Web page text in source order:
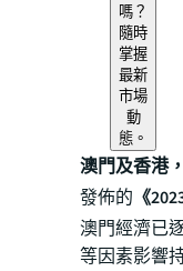
嗎？
隨時
掌握
最新
市場
動
態。
澳門及香港
發佈的 《
澳門經濟已
等因素影響